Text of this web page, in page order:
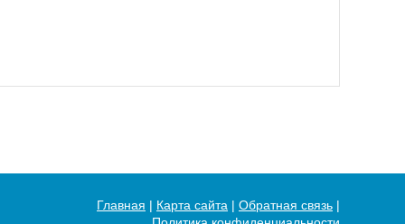
Главная | Карта сайта | Обратная связь |